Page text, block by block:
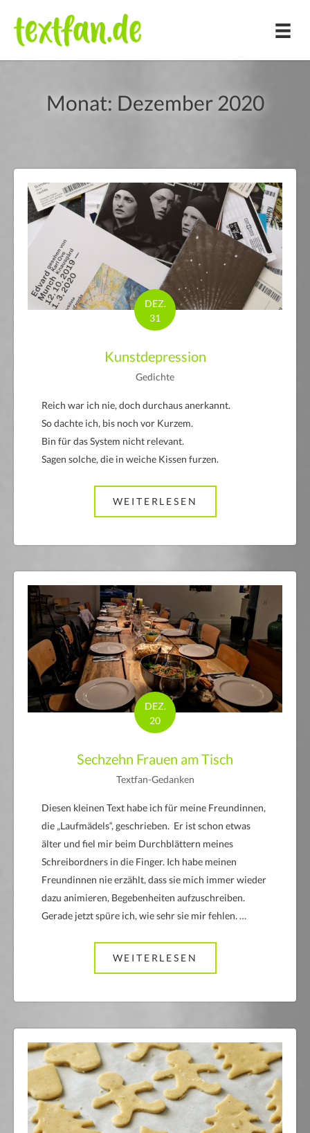
Inhalt
springen
Monat: Dezember 2020
DEZ.
31
Kunstdepression
Gedichte
Reich war ich nie, doch durchaus anerkannt.
So dachte ich, bis noch vor Kurzem.
Bin für das System nicht relevant.
Sagen solche, die in weiche Kissen furzen.
WEITERLESEN
DEZ.
20
Sechzehn Frauen am Tisch
Textfan-Gedanken
Diesen kleinen Text habe ich für meine Freundinnen,
die „Laufmädels“, geschrieben. Er ist schon etwas
älter und fiel mir beim Durchblättern meines
Schreibordners in die Finger. Ich habe meinen
Freundinnen nie erzählt, dass sie mich immer wieder
dazu animieren, Begebenheiten aufzuschreiben.
Gerade jetzt spüre ich, wie sehr sie mir fehlen. …
WEITERLESEN